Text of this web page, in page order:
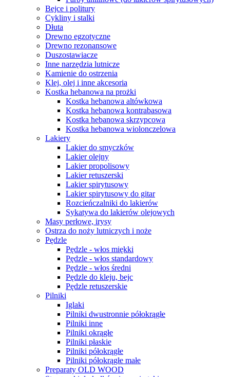
Bejce i politury
Cykliny i stalki
Dłuta
Drewno egzotyczne
Drewno rezonansowe
Duszostawiacze
Inne narzędzia lutnicze
Kamienie do ostrzenia
Klej, olej i inne akcesoria
Kostka hebanowa na prożki
Kostka hebanowa altówkowa
Kostka hebanowa kontrabasowa
Kostka hebanowa skrzypcowa
Kostka hebanowa wiolonczelowa
Lakiery
Lakier do smyczków
Lakier olejny
Lakier propolisowy
Lakier retuszerski
Lakier spirytusowy
Lakier spirytusowy do gitar
Rozcieńczalniki do lakierów
Sykatywa do lakierów olejowych
Masy perłowe, irysy
Ostrza do noży lutniczych i noże
Pędzle
Pędzle - włos miękki
Pędzle - włos standardowy
Pędzle - włos średni
Pędzle do kleju, bejc
Pędzle retuszerskie
Pilniki
Iglaki
Pilniki dwustronnie półokrągłe
Pilniki inne
Pilniki okrągłe
Pilniki płaskie
Pilniki półokrągłe
Pilniki półokrągłe małe
Preparaty OLD WOOD